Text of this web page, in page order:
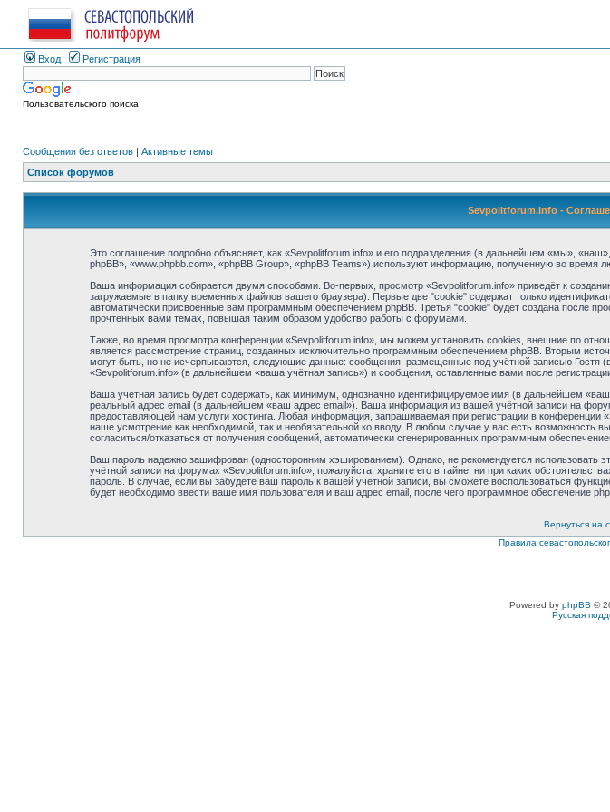
Вход Регистрация
Пользовательского поиска
Сообщения без ответов | Активные темы
Список форумов
Sevpolitforum.info -
Это соглашение подробно объясняет, как «Sevpolitforum.info» и его подразделения (в дальнейшем «мы»,
phpBB», «www.phpbb.com», «phpBB Group», «phpBB Teams») используют информацию, полученную во
Ваша информация собирается двумя способами. Во-первых, просмотр «Sevpolitforum.info» приведёт к
загружаемые в папку временных файлов вашего браузера). Первые две "cookie" содержат только
автоматически присвоенные вам программным обеспечением phpBB. Третья "cookie" будет создана после
прочтенных вами темах, повышая таким образом удобство работы с форумами.
Также, во время просмотра конференции «Sevpolitforum.info», мы можем установить cookies, внешние по
является рассмотрение страниц, созданных исключительно программным обеспечением phpBB. Вторым
могут быть, но не исчерпываются, следующие данные: сообщения, размещенные под учётной записью
«Sevpolitforum.info» (в дальнейшем «ваша учётная запись») и сообщения, оставленные вами после
Ваша учётная запись будет содержать, как минимум, однозначно идентифицируемое имя (в дальнейшем
реальный адрес email (в дальнейшем «ваш адрес email»). Ваша информация из вашей учётной записи на
предоставляющей нам услуги хостинга. Любая информация, запрашиваемая при регистрации в
наше усмотрение как необходимой, так и необязательной ко вводу. В любом случае у вас есть возможность
согласиться/отказаться от получения сообщений, автоматически сгенерированных программным
Ваш пароль надежно зашифрован (односторонним хэшированием). Однако, не рекомендуется использовать
учётной записи на форумах «Sevpolitforum.info», пожалуйста, храните его в тайне, ни при каких
пароль. В случае, если вы забудете ваш пароль к вашей учётной записи, вы сможете воспользоваться
будет необходимо ввести ваше имя пользователя и ваш адрес email, после чего программное обеспечение
Вернуться на
Правила
Powered by phpBB ©
Русская